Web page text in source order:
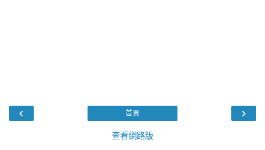
‹ ›
首頁
查看網路版